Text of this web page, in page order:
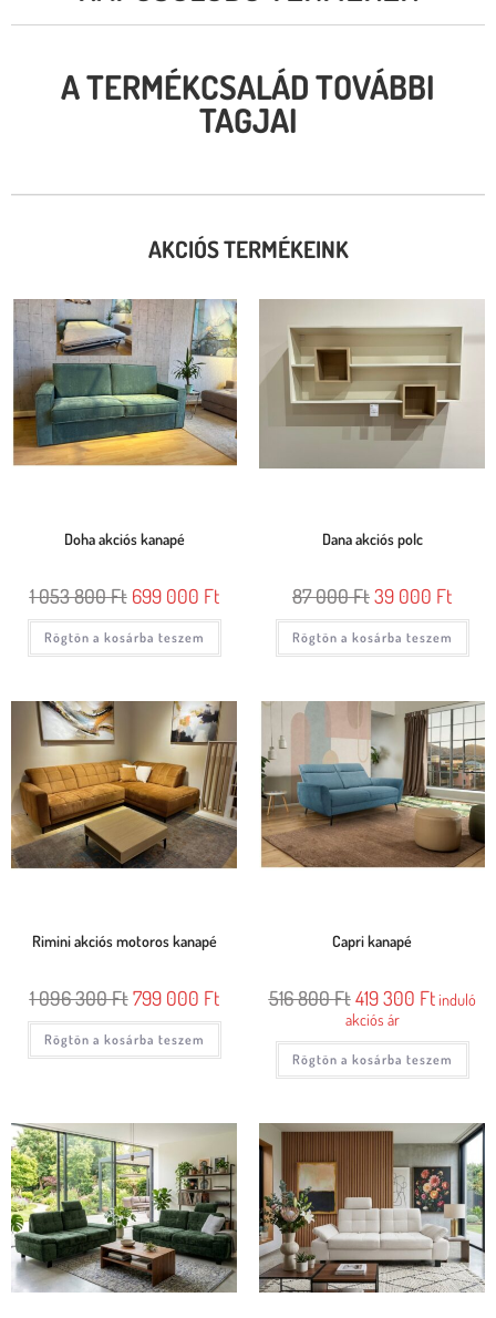
A TERMÉKCSALÁD TOVÁBBI
TAGJAI
AKCIÓS TERMÉKEINK
Doha akciós kanapé
1 053 800Ft 699 000 Ft
Rögtön a kosárba teszem
Dana akciós polc
87 000Ft39 000 Ft
Rögtön a kosárba teszem
Rimini akciós motoros kanapé
1 096 300Ft 799 000 Ft
Rögtön a kosárba teszem
Capri kanapé
516 800Ft 419 300 Ftinduló
akciós ár
Rögtön a kosárba teszem